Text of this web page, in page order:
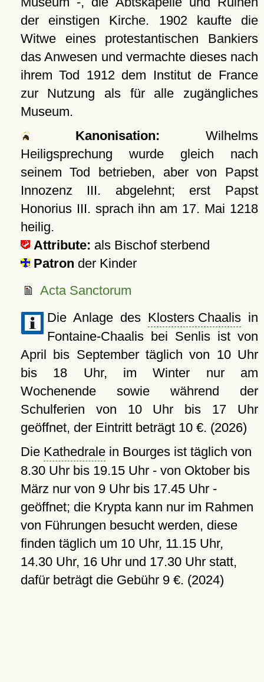
der einstigen Kirche. 1902 kaufte die
Witwe eines protestantischen Bankiers
das Anwesen und vermachte dieses nach
ihrem Tod 1912 dem Institut de France
zur Nutzung als für alle zugängliches
Museum.
Kanonisation: Wilhelms
Heiligsprechung wurde gleich nach
seinem Tod betrieben, aber von Papst
Innozenz III. abgelehnt; erst Papst
Honorius III. sprach ihn am 17. Mai 1218
heilig.
Attribute: als Bischof sterbend
Patron der Kinder
Acta Sanctorum
Die Anlage des Klosters Chaalisin
Fontaine-Chaalis bei Senlis ist von
April bis September täglich von 10 Uhr
bis 18 Uhr, im Winter nur am
Wochenende sowie während der
Schulferien von 10 Uhr bis 17 Uhr
geöffnet, der Eintritt beträgt 10 €. (2026)
Die Kathedralein Bourges ist täglich von
8.30 Uhr bis 19.15 Uhr - von Oktober bis
März nur von 9 Uhr bis 17.45 Uhr -
geöffnet; die Krypta kann nur im Rahmen
von Führungen besucht werden, diese
finden täglich um 10 Uhr, 11.15 Uhr,
14.30 Uhr, 16 Uhr und 17.30 Uhr statt,
dafür beträgt die Gebühr 9 €. (2024)